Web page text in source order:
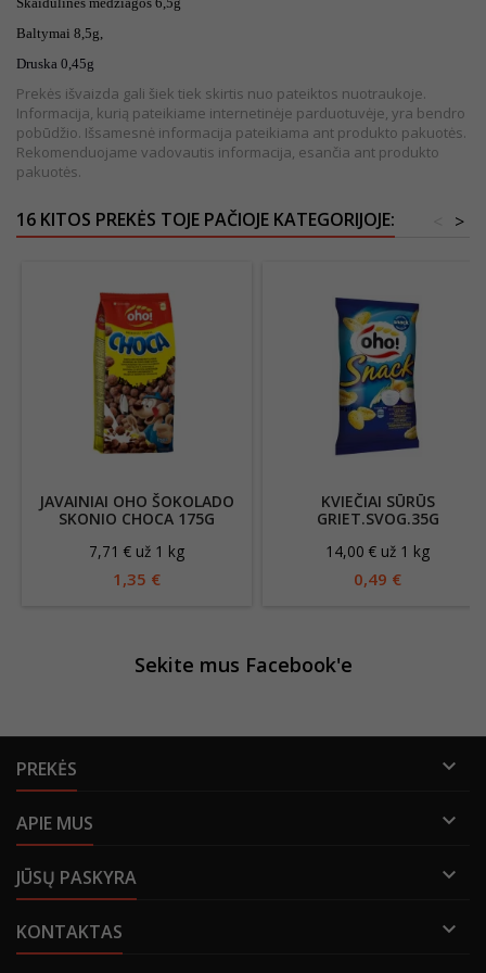
Baltymai 8,5g,
Druska 0,45g
Prekės išvaizda gali šiek tiek skirtis nuo pateiktos nuotraukoje.
Informacija, kurią pateikiame internetinėje parduotuvėje, yra bendro
pobūdžio. Išsamesnė informacija pateikiama ant produkto pakuotės.
Rekomenduojame vadovautis informacija, esančia ant produkto
pakuotės.
16 KITOS PREKĖS TOJE PAČIOJE KATEGORIJOJE: >
JAVAINIAI OHO ŠOKOLADO
SKONIO CHOCA 175G
7,71 € už 1 kg
1,35 €
KVIEČIAI SŪRŪS
GRIET.SVOG.35G
14,00 € už 1 kg
0,49 €
Sekite mus Facebook'e
PREKĖS 
APIE MUS 
JŪSŲ PASKYRA 
KONTAKTAS 